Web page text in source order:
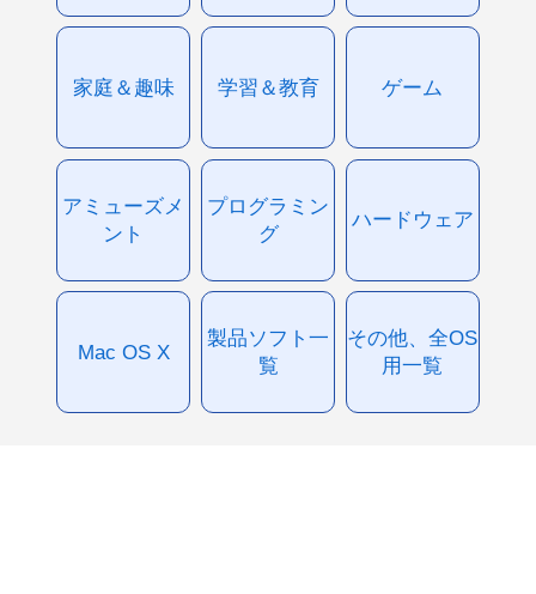
家庭＆趣味 学習＆教育 ゲーム
アミューズメ
ント
プログラミン
グ
ハードウェア
Mac OS X
製品ソフト一
覧
その他、全OS
用一覧